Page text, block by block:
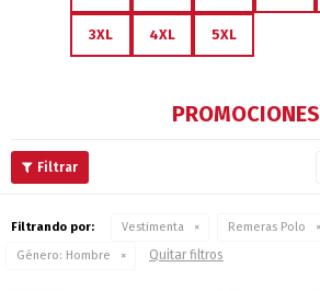
3XL 4XL 5XL
PROMOCIONES
Filtrando por: Vestimenta
Remeras Polo
Género: Hombre Quitar filtros